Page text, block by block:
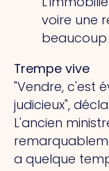
voire une
beaucoup
Trempe vive
"Vendre, c'est
judicieux",
L'ancien
a quelque